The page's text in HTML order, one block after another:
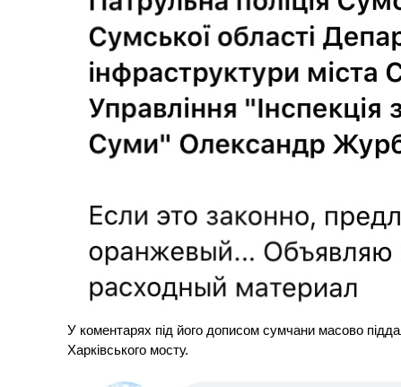
У коментарях під його дописом сумчани масово
Харківського мосту.